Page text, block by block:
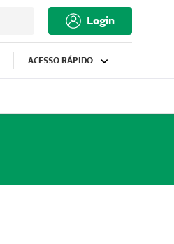
Login
ACESSO RÁPIDO